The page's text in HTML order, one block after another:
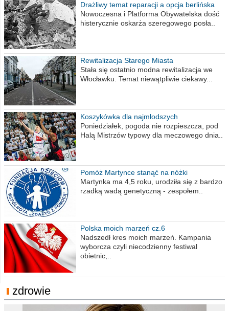
Drażliwy temat reparacji a opcja berlińska
Nowoczesna i Platforma Obywatelska dość
histerycznie oskarża szeregowego posła..
Rewitalizacja Starego Miasta
Stała się ostatnio modna rewitalizacja we
Włocławku. Temat niewątpliwie ciekawy...
Koszykówka dla najmłodszych
Poniedziałek, pogoda nie rozpieszcza, pod
Halą Mistrzów typowy dla meczowego dnia..
Pomóż Martynce stanąć na nóżki
Martynka ma 4,5 roku, urodziła się z bardzo
rzadką wadą genetyczną - zespołem..
Polska moich marzeń cz.6
Nadszedł kres moich marzeń. Kampania
wyborcza czyli niecodzienny festiwal
obietnic,..
zdrowie